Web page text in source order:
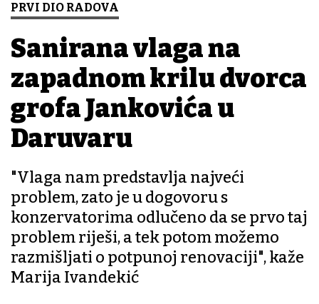
PRVI DIO RADOVA
Sanirana vlaga na
zapadnom krilu dvorca
grofa Jankovića u
Daruvaru
"Vlaga nam predstavlja najveći
problem, zato je u dogovoru s
konzervatorima odlučeno da se prvo taj
problem riješi, a tek potom možemo
razmišljati o potpunoj renovaciji", kaže
Marija Ivandekić